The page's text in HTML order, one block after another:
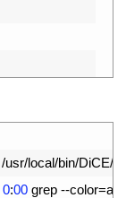
/usr/local/bin/DiCE/
0:00 grep --color=